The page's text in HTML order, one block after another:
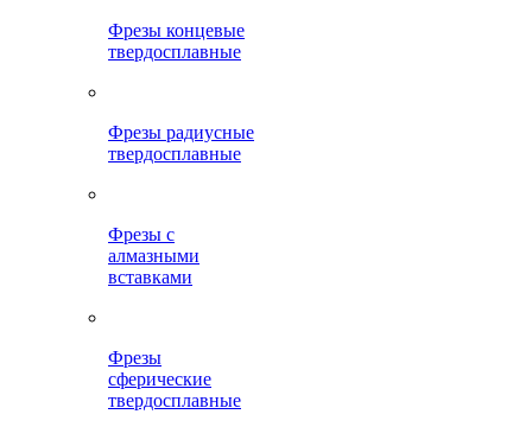
Фрезы концевые
твердосплавные
Фрезы радиусные
твердосплавные
Фрезы с
алмазными
вставками
Фрезы
сферические
твердосплавные